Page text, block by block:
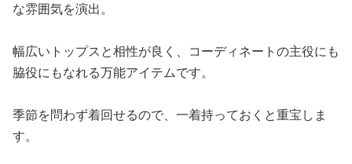
な雰囲気を演出。
幅広いトップスと相性が良く、コーディネートの主役にも
脇役にもなれる万能アイテムです。
季節を問わず着回せるので、一着持っておくと重宝しま
す。